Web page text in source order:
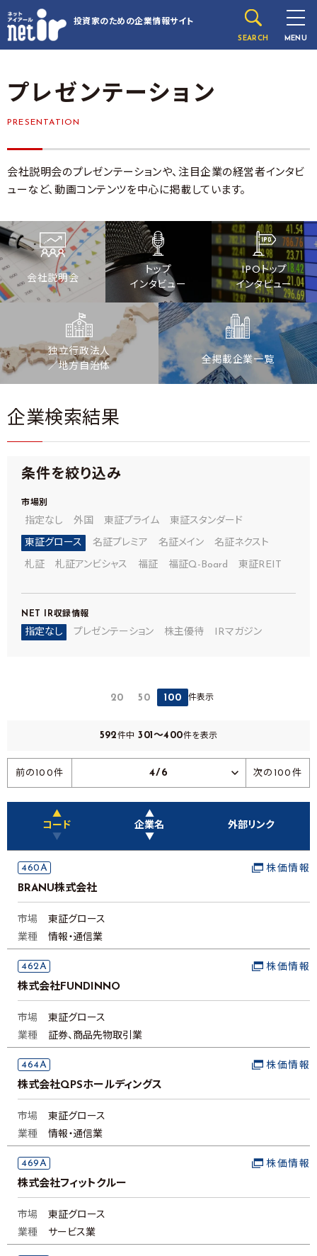
投資家のための企業情報サイト
SEARCH MENU
プレゼンテーション
PRESENTATION
会社説明会のプレゼンテーションや、注目企業の経営者インタビ
ューなど、動画コンテンツを中心に掲載しています。
会社説明会
トップ
インタビュー
IPOトップ
インタビュー
独立行政法人
／地方自治体
全掲載企業一覧
企業検索結果
条件を絞り込み
市場別
指定なし 外国 東証プライム 東証スタンダード
東証グロース 名証プレミア 名証メイン 名証ネクスト
札証 札証アンビシャス 福証 福証Q-Board 東証REIT
NET IR収録情報
指定なし プレゼンテーション 株主優待 IRマガジン
20 50 100 件表示
592件中301～400件を表示
前の100件 4/6 次の100件
▲
コード
▼
▲
企業名
▼
外部リンク
460A
BRANU株式会社
株価情報
市場
東証グロース
業種
情報・通信業
462A
株式会社FUNDINNO
株価情報
市場
東証グロース
業種
証券、商品先物取引業
464A
株式会社QPSホールディングス
株価情報
市場
東証グロース
業種
情報・通信業
469A
株式会社フィットクルー
株価情報
市場
東証グロース
業種
サービス業